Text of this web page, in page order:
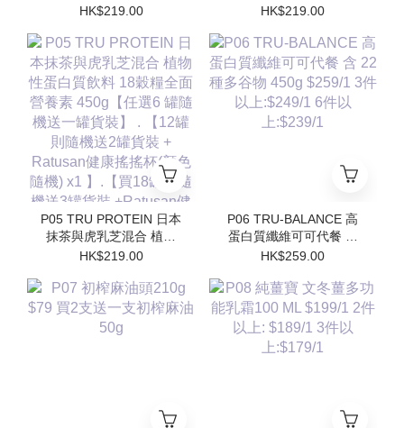
隨機送一罐貨裝】 【12
Ratusan健康搖搖杯(顏色
隨機) x1 】.【買18罐則
隨機送3罐貨裝
+Ratusan健康搖搖杯(顏
色隨機) x1+電動自攪拌
杯 x1 +限量Scott限定吊
飾(隨機顏色) x1】
HK$219.00
料 18穀糧全面營養素
罐貨裝】【12罐則隨機送
2罐貨裝 + Ratusan健康
搖搖杯(顏色隨機) x1 】.
【買18罐則隨機送3罐貨
裝 +Ratusan健康搖搖杯
(顏色隨機) x1+電動自攪
吊飾(隨機顏色) x1】
HK$219.00
P05 TRU PROTEIN 日本
抹茶與虎乳芝混合 植物
性蛋白質飲料 18穀糧全
罐隨機送一罐貨裝】 .
【12罐則隨機送2罐貨裝
+ Ratusan健康搖搖杯(顏
色隨機) x1 】.【買18罐
杯 x1 +限量Scott限定吊
HK$219.00
P06 TRU-BALANCE 高
蛋白質纖維可可代餐 含
22 種多⾕物 450g
6件以上:$239/1
HK$259.00